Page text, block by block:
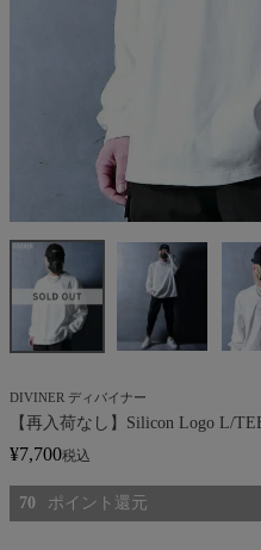
DIVINER ディバイナー
【再入荷なし】Silicon Logo L/
¥7,700税込
70